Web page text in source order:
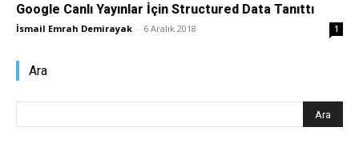
Google Canlı Yayınlar İçin Structured Data Tanıttı
İsmail Emrah Demirayak - 6 Aralık 2018 1
Ara